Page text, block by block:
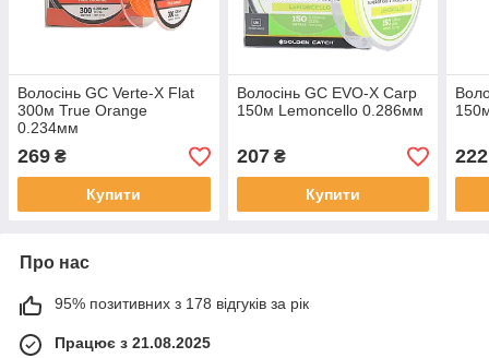
Волосінь GC Verte-X Flat
300м True Orange
0.234мм
269 ₴
Купити
Волосінь GC EVO-X Carp
150м Lemoncello 0.286мм
207₴
Купити
222
Про нас
95% позитивних з 178 відгуків за рік
Працює з 21.08.2025